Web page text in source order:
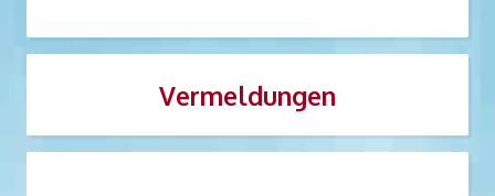
Vermeldungen